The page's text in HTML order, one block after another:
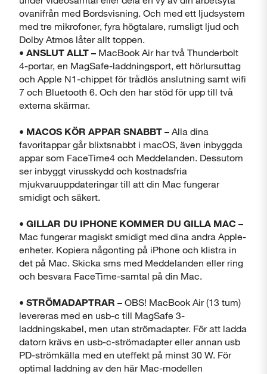
ovanifrån med Bordsvisning. Och med ett ljudsystem
med tre mikrofoner, fyra högtalare, rumsligt ljud och
Dolby Atmos låter allt toppen.
• ANSLUT ALLT – MacBook Air har två Thunderbolt
4-portar, en MagSafe-laddningsport, ett hörlursuttag
och Apple N1-chippet för trådlös anslutning samt wifi
7 och Bluetooth 6. Och den har stöd för upp till två
externa skärmar.
• MACOS KÖR APPAR SNABBT – Alla dina
favoritappar går blixtsnabbt i macOS, även inbyggda
appar som FaceTime4 och Meddelanden. Dessutom
ser inbyggt virusskydd och kostnadsfria
mjukvaruuppdateringar till att din Mac fungerar
smidigt och säkert.
• GILLAR DU IPHONE KOMMER DU GILLA MAC –
Mac fungerar magiskt smidigt med dina andra Apple-
enheter. Kopiera någonting på iPhone och klistra in
det på Mac. Skicka sms med Meddelanden eller ring
och besvara FaceTime-samtal på din Mac.
• STRÖMADAPTRAR – OBS! MacBook Air (13 tum)
levereras med en usb-c till MagSafe 3-
laddningskabel, men utan strömadapter. För att ladda
datorn krävs en usb-c-strömadapter eller annan usb
PD-strömkälla med en uteffekt på minst 30 W. För
optimal laddning av den här Mac-modellen